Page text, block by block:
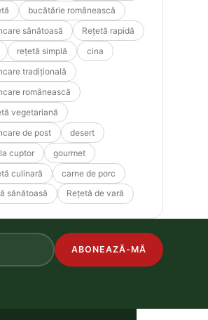
bucătărie românească
sănătoasă
Rețetă rapidă
rețetă simplă
cina
tradițională
românească
vegetariană
de post
desert
cuptor
gourmet
culinară
carne de porc
sănătoasă
Rețetă de vară
ABONEAZĂ-MĂ